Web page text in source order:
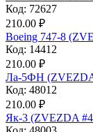
Код: 72627
210.00 ₽
Boeing 747-8
Код: 14412
210.00 ₽
Ла-5ФН
Код: 48012
210.00 ₽
Як-3 (ZVEZDA